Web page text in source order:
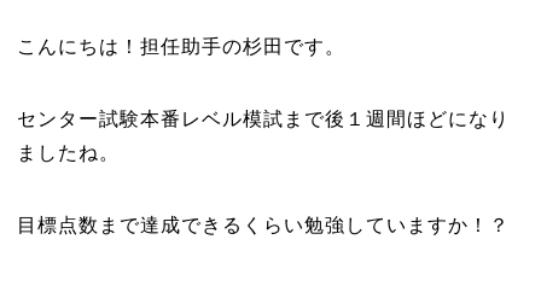
こんにちは！担任助手の杉田です。
センター試験本番レベル模試まで後１週間ほどになり
ましたね。
目標点数まで達成できるくらい勉強していますか！？